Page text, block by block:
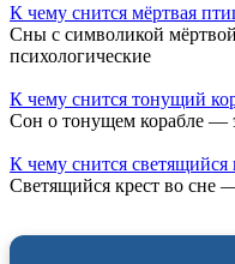
К чему снится мёртвая
Сны с символикой
психологические
К чему снится тонущий
Сон о тонущем корабле —
К чему снится светящийся
Светящийся крест во сне